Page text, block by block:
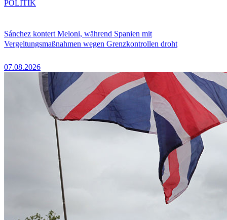
Sánchez kontert Meloni, während Spanien mit
Vergeltungsmaßnahmen wegen Grenzkontrollen droht
07.08.2026
POLITIK